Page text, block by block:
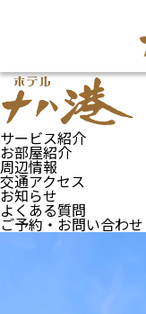
サービス紹介
お部屋紹介
周辺情報
交通アクセス
お知らせ
よくある質問
ご予約・お問い合わせ